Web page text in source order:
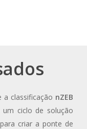
a classificação nZEB
um ciclo de solução
para criar a ponte de